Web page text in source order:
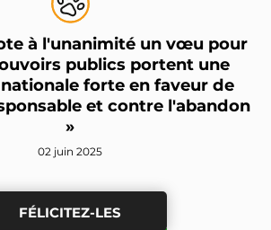
à l'unanimité un vœu pour
publics portent une
forte en faveur de
et contre l'abandon
»
02 juin 2025
FÉLICITEZ-LES